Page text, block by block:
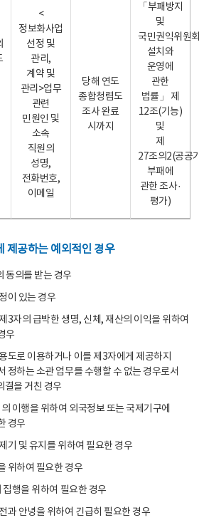
<
정보화사업
선정 및
관리,
계약 및
관리>업무
관련
민원인 및
소속
직원의
성명,
전화번호,
이메일
당해 연도
종합청렴도
조사 완료
시까지
「부패방지
및
국민권익위원
설치와
운영에
관한
법률」 제
12조(기능)
및
제
27조의2(공공
부패에
관한 조사·
평가)
제공하는 예외적인 경우
동의를 받는 경우
이 있는 경우
3자의 급박한 생명, 신체, 재산의 이익을 위하여
우
도로 이용하거나 이를 제3자에게 제공하지
정하는 소관 업무를 수행할 수 없는 경우로서
결을 거친 경우
이행을 위하여 외국정보 또는 국제기구에
경우
기 및 유지를 위하여 필요한 경우
위하여 필요한 경우
행을 위하여 필요한 경우
과 안녕을 위하여 긴급히 필요한 경우